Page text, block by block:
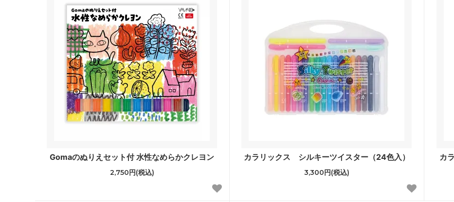
Gomaのぬりえセット付 水性なめらかクレヨン
2,750円(税込)
カラリックス シルキーツイスター（24色入）
3,300円(税込)
カ